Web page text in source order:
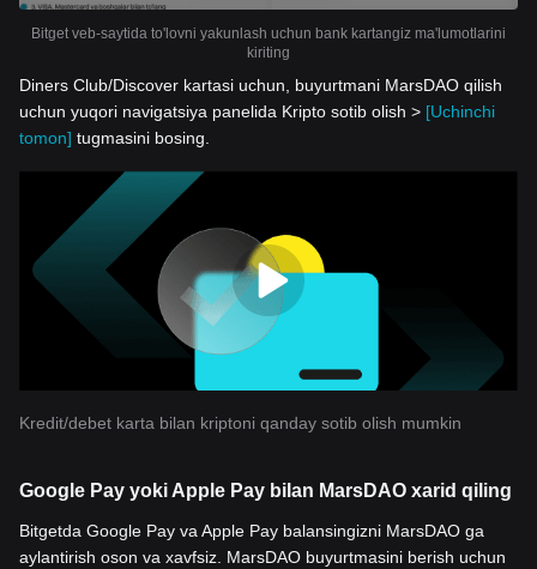
Bitget veb-saytida to'lovni yakunlash uchun bank kartangiz ma'lumotlarini
kiriting
Diners Club/Discover kartasi uchun, buyurtmani MarsDAO qilish
uchun yuqori navigatsiya panelida Kripto sotib olish > [Uchinchi
tomon] tugmasini bosing.
Kredit/debet karta bilan kriptoni qanday sotib olish mumkin
Google Pay yoki Apple Pay bilan MarsDAO xarid qiling
Bitgetda Google Pay va Apple Pay balansingizni MarsDAO ga
aylantirish oson va xavfsiz. MarsDAO buyurtmasini berish uchun